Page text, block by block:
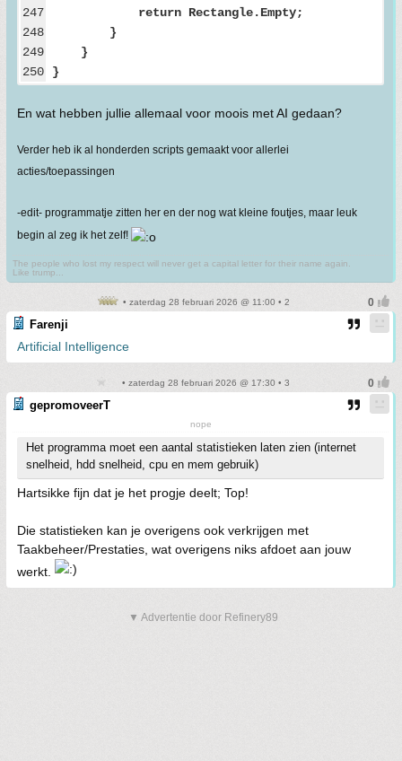
247
248
249
250
return Rectangle.Empty;
}
}
}
En wat hebben jullie allemaal voor moois met AI gedaan?
Verder heb ik al honderden scripts gemaakt voor allerlei
acties/toepassingen
-edit- programmatje zitten her en der nog wat kleine foutjes, maar leuk
begin al zeg ik het zelf!
The people who lost my respect will never get a capital letter for their name again.
Like trump...
• zaterdag 28 februari 2026 @ 11:00 • 2
Farenji
Artificial Intelligence
• zaterdag 28 februari 2026 @ 17:30 • 3
gepromoveerT
nope
Het programma moet een aantal statistieken laten zien (internet
snelheid, hdd snelheid, cpu en mem gebruik)
Hartsikke fijn dat je het progje deelt; Top!
Die statistieken kan je overigens ook verkrijgen met
Taakbeheer/Prestaties, wat overigens niks afdoet aan jouw
werkt.
▼ Advertentie door Refinery89